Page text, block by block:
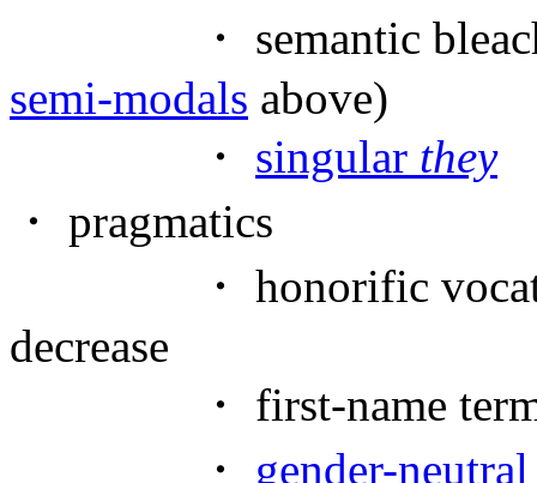
・ semantic
semi-modals above)
・ singular they
・ pragmatics
・ honorific
decrease
・ first-name terms
・ gender-